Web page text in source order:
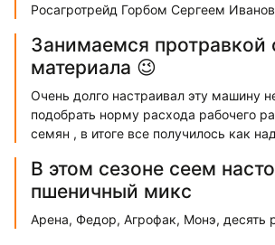
Росагротрейд Горбом Сергеем
Занимаемся протравкой
материала 😉
Очень долго настраивал эту машину
подобрать норму расхода рабочего
семян , в итоге все получилось как
В этом сезоне сеем
пшеничный микс
Арена, Федор, Агрофак, Монэ, десять